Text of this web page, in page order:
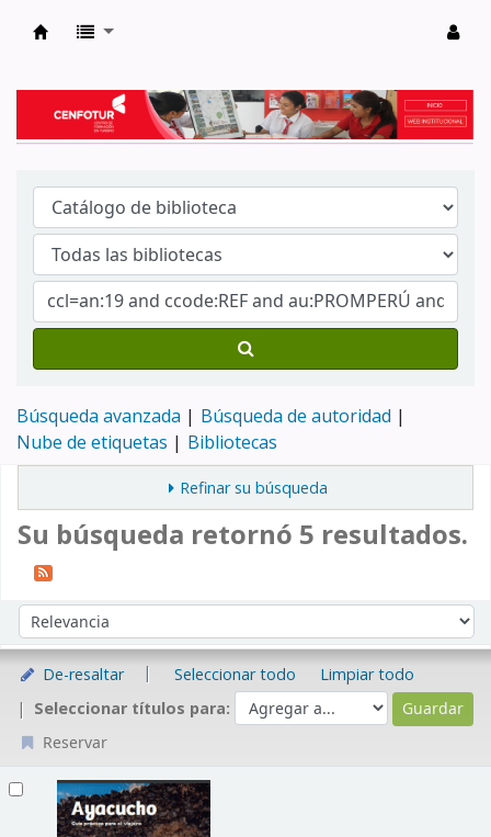
Búsqueda avanzada
Búsqueda de autoridad
Nube de etiquetas
Bibliotecas
Refinar su búsqueda
Su búsqueda retornó 5 resultados.
Ordenar por:
De-resaltar Seleccionar todo
Limpiar todo
Seleccionar títulos para:
Reservar